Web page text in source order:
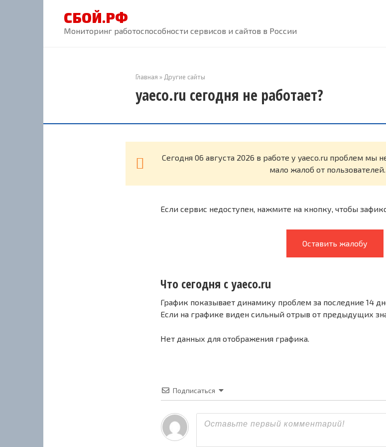
СБОЙ.РФ
Мониторинг работоспособности сервисов и сайтов в России
Главная » Другие сайты
yaeco.ru сегодня не работает?
Cегодня 06 августа 2026 в работе у yaeco.ru проблем мы
мало жалоб от пользователей.
Если сервис недоступен, нажмите на кнопку, чтобы
Оставить жалобу
Что сегодня с yaeco.ru
График показывает динамику проблем за последние 14
Если на графике виден сильный отрыв от предыдущих
Нет данных для отображения графика.
Подписаться